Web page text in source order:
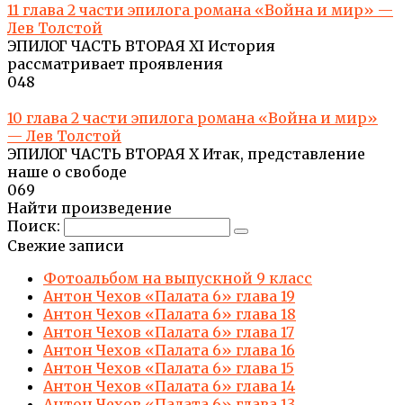
11 глава 2 части эпилога романа «Война и мир» —
Лев Толстой
ЭПИЛОГ ЧАСТЬ ВТОРАЯ XI История
рассматривает проявления
048
10 глава 2 части эпилога романа «Война и мир»
— Лев Толстой
ЭПИЛОГ ЧАСТЬ ВТОРАЯ X Итак, представление
наше о свободе
069
Найти произведение
Поиск:
Свежие записи
Фотоальбом на выпускной 9 класс
Антон Чехов «Палата 6» глава 19
Антон Чехов «Палата 6» глава 18
Антон Чехов «Палата 6» глава 17
Антон Чехов «Палата 6» глава 16
Антон Чехов «Палата 6» глава 15
Антон Чехов «Палата 6» глава 14